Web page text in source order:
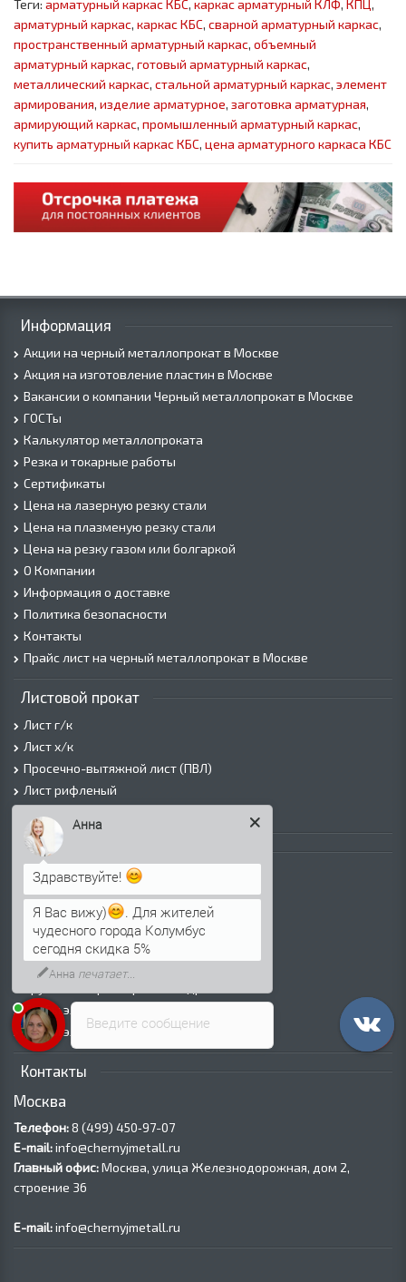
Теги: арматурный каркас КБС, каркас арматурный КЛФ, КПЦ,
арматурный каркас, каркас КБС, сварной арматурный каркас,
пространственный арматурный каркас, объемный
арматурный каркас, готовый арматурный каркас,
металлический каркас, стальной арматурный каркас, элемент
армирования, изделие арматурное, заготовка арматурная,
армирующий каркас, промышленный арматурный каркас,
купить арматурный каркас КБС, цена арматурного каркаса КБС
Информация
Акции на черный металлопрокат в Москве
Акция на изготовление пластин в Москве
Вакансии о компании Черный металлопрокат в Москве
ГОСТы
Калькулятор металлопроката
Резка и токарные работы
Сертификаты
Цена на лазерную резку стали
Цена на плазменую резку стали
Цена на резку газом или болгаркой
О Компании
Информация о доставке
Политика безопасности
Контакты
Прайс лист на черный металлопрокат в Москве
Листовой прокат
Лист г/к
Лист х/к
Просечно-вытяжной лист (ПВЛ)
Лист рифленый
Трубы
Трубы горячедеформированные
Труба холоднодеформированная
Трубы ВГП (Водогазопроводные)
Трубы ВГП оцинкованные
Трубы электросварные круглые
Трубы электросварные прямоугольные
Трубы электросварные оцинкованные
Контакты
Москва
Телефон:8 (499) 450‑97-07
E-mail:info@chernyjmetall.ru
Главный офис:Москва, улица Железнодорожная, дом 2,
строение 36
E-mail:info@chernyjmetall.ru
Введите сообщение
Анна
Здравствуйте!
Я Вас вижу)
. Для жителей
чудесного города Колумбус
сегодня скидка 5%
Анна печатает...